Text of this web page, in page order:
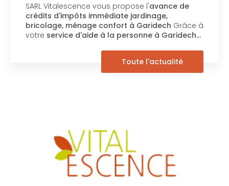
SARL Vitalescence vous propose l'avance de
crédits d'impôts immédiate jardinage,
bricolage, ménage confort à Garidech Grâce à
votre service d'aide à la personne à Garidech…
Toute l'actualité